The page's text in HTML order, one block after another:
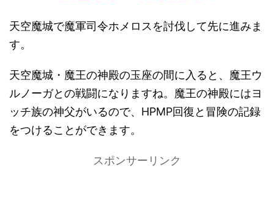
天空魔城で魔軍司令ホメロスを討伐して先に進みま
す。
天空魔城・魔王の神殿の玉座の間に入ると、魔王ウ
ルノーガとの戦闘になりますね。魔王の神殿にはヨ
ッチ族の神父がいるので、HPMP回復と冒険の記録
をつけることができます。
スポンサーリンク